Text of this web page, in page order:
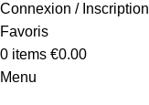
Connexion / Inscription
Favoris
0 items €0.00
Menu